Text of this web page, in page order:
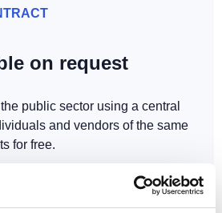
on request
public sector using a central
and vendors of the same
for free.